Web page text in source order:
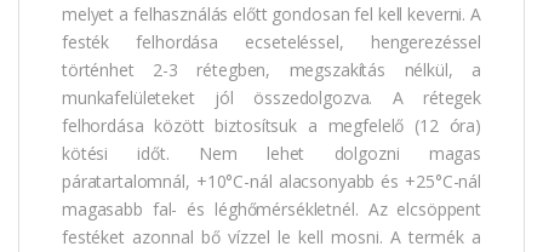
melyet a felhasználás előtt gondosan fel kell keverni. A
festék felhordása ecseteléssel, hengerezéssel
történhet 2-3 rétegben, megszakítás nélkül, a
munkafelületeket jól összedolgozva. A rétegek
felhordása között biztosítsuk a megfelelő (12 óra)
kötési időt. Nem lehet dolgozni magas
páratartalomnál, +10°C-nál alacsonyabb és +25°C-nál
magasabb fal- és léghőmérsékletnél. Az elcsöppent
festéket azonnal bő vízzel le kell mosni. A termék a